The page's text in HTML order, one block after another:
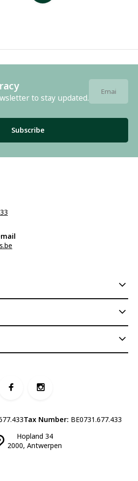
to stay updated.
Subscribe
Hopland 34
2000, Antwerpen
Tax Number: BE0731.677.433